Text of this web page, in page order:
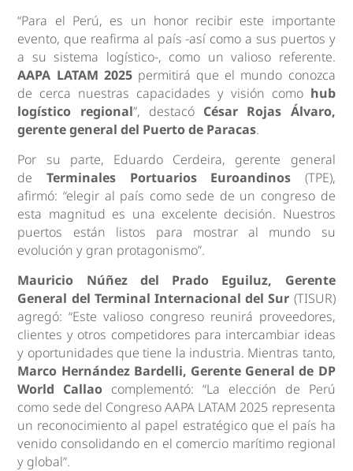
“Para el Perú, es un honor recibir este importante
evento, que reafirma al país -así como a sus puertos y
a su sistema logístico-, como un valioso referente.
AAPA LATAM 2025permitirá que el mundo conozca
de cerca nuestras capacidades y visión comohub
logístico regional”, destacó César Rojas Álvaro,
gerente general del Puerto de Paracas.
Por su parte, Eduardo Cerdeira, gerente general
de Terminales Portuarios Euroandinos (TPE),
afirmó: “elegir al país como sede de un congreso de
esta magnitud es una excelente decisión. Nuestros
puertos están listos para mostrar al mundo su
evolución y gran protagonismo”.
Mauricio Núñez del Prado Eguiluz, Gerente
General del Terminal Internacional del Sur (TISUR)
agregó: “Este valioso congreso reunirá proveedores,
clientes y otros competidores para intercambiar ideas
y oportunidades que tiene la industria. Mientras tanto,
Marco Hernández Bardelli, Gerente General de DP
World Callao complementó: “La elección de Perú
como sede del Congreso AAPA LATAM 2025 representa
un reconocimiento al papel estratégico que el país ha
venido consolidando en el comercio marítimo regional
y global”.